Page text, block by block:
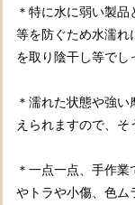
＊特に水に弱い製
等を防ぐため水濡れ
を取り陰干し等でし
＊濡れた状態や強
えられますので、そ
＊一点一点、手作
やトラや小傷、色ム